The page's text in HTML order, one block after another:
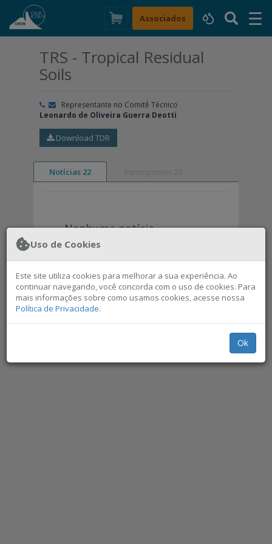
Associados ☰
×
TRS - Tropical Residual
Soils
Representante no Comitê Técnico
Leonardo de Oliveira Guerra Deotti
Download TDR
Notícias 22 Participantes 22
Nenhuma notícia
encontrada.
Uso de Cookies
Este site utiliza cookies para melhorar a sua experiência. Ao
continuar navegando, você concorda com o uso de cookies. Para
mais informações sobre como usamos cookies, acesse nossa
Política de Privacidade.
Ok